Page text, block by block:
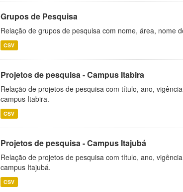
Grupos de Pesquisa
Relação de grupos de pesquisa com nome, área, nome
CSV
Projetos de pesquisa - Campus Itabira
Relação de projetos de pesquisa com título, ano,
campus Itabira.
CSV
Projetos de pesquisa - Campus Itajubá
Relação de projetos de pesquisa com título, ano,
campus Itajubá.
CSV